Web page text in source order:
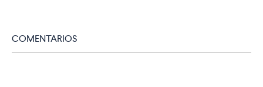
COMENTARIOS